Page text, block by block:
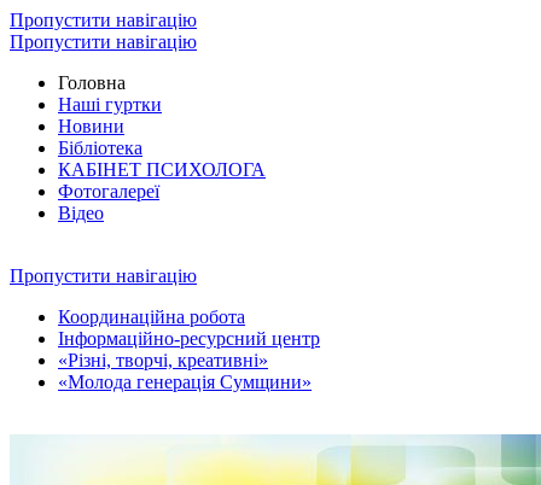
Пропустити навігацію
Пропустити навігацію
Головна
Наші гуртки
Новини
Бібліотека
КАБІНЕТ ПСИХОЛОГА
Фотогалереї
Відео
Пропустити навігацію
Координаційна робота
Інформаційно-ресурсний центр
«Різні, творчі, креативні»
«Молода генерація Сумщини»